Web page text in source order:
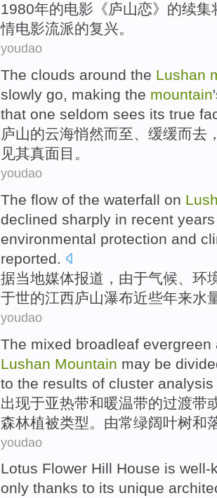
1980年的电影 《庐山恋》 的续集
情电影流派的复兴。
youdao
The clouds around the Lushan
slowly go, making the mountain
that one seldom sees its true
庐山的云海悄然而至、 缓缓而去
见其真面目 。
youdao
The flow of the waterfall on
declined sharply in recent years
environmental protection and
reported.
据当地媒体报道， 由于气候、 环
于世的江西庐山瀑布近些年来水
youdao
The mixed broadleaf evergreen
Lushan Mountain may be
to the results of cluster analysis
出现于亚热带和暖温带的过渡带
森林植被类型。由常绿阔叶树和
youdao
Lotus Flower Hill House is well-
only thanks to its unique